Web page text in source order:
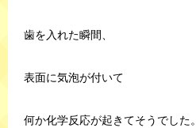
歯を入れた瞬間、
表面に気泡が付いて
何か化学反応が起きてそうでした。